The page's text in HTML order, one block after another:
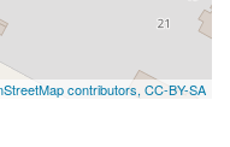
contributors, CC-BY-SA